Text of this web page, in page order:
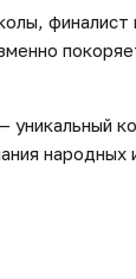
народных